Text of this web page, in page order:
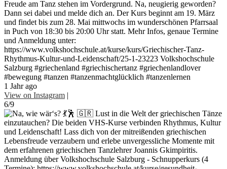
Freude am Tanz stehen im Vordergrund. Na, neugierig geworden?
Dann sei dabei und melde dich an. Der Kurs beginnt am 19. März
und findet bis zum 28. Mai mittwochs im wunderschönen Pfarrsaal
in Puch von 18:30 bis 20:00 Uhr statt. Mehr Infos, genaue Termine
und Anmeldung unter:
https://www.volkshochschule.at/kurse/kurs/Griechischer-Tanz-
Rhythmus-Kultur-und-Leidenschaft/25-1-23223 Volkshochschule
Salzburg #griechenland #griechischertanz #griechenlandlover
#bewegung #tanzen #tanzenmachtglücklich #tanzenlernen
1 Jahr ago
View on Instagram |
6/9